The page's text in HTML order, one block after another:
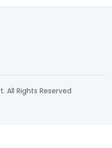
All Rights Reserved